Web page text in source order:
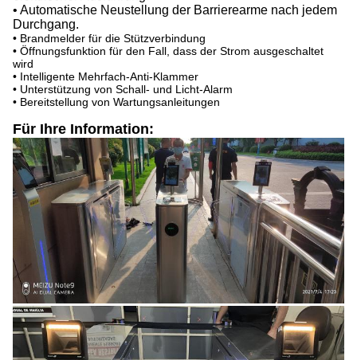
• Automatische Neustellung der Barrierearme nach jedem
Durchgang.
• Brandmelder für die Stützverbindung
• Öffnungsfunktion für den Fall, dass der Strom ausgeschaltet
wird
• Intelligente Mehrfach-Anti-Klammer
• Unterstützung von Schall- und Licht-Alarm
• Bereitstellung von Wartungsanleitungen
Für Ihre Information: